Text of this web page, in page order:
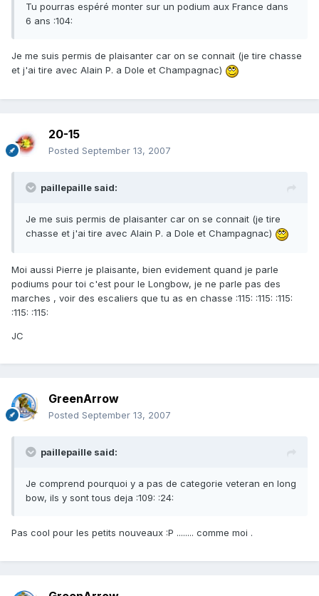
Tu pourras espéré monter sur un podium aux France dans
6 ans :104:
Je me suis permis de plaisanter car on se connait (je tire chasse
et j'ai tire avec Alain P. a Dole et Champagnac)
20-15
Posted September 13, 2007
paillepaille said:
Je me suis permis de plaisanter car on se connait (je tire
chasse et j'ai tire avec Alain P. a Dole et Champagnac)
Moi aussi Pierre je plaisante, bien evidement quand je parle
podiums pour toi c'est pour le Longbow, je ne parle pas des
marches , voir des escaliers que tu as en chasse :115: :115: :115:
:115: :115:
JC
GreenArrow
Posted September 13, 2007
paillepaille said:
Je comprend pourquoi y a pas de categorie veteran en long
bow, ils y sont tous deja :109: :24:
Pas cool pour les petits nouveaux :P ........ comme moi .